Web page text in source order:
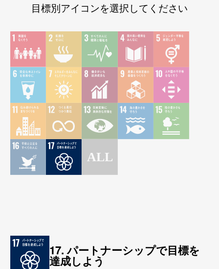
目標別アイコンを選択してください
17. パートナーシップで目標を
達成しよう